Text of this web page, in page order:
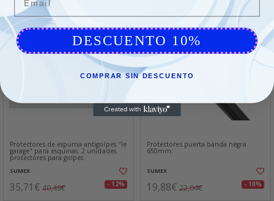
Protectores de espuma antigolpes "le
garage" para esquinas. 2 unidades.
protectores para golpes.
SUMEX
35,71€ 40,49€ - 12%
Protectores puerta banda negra
650mm.
SUMEX
19,88€ 22,04€ - 10%
DESCUENTO 10%
COMPRAR SIN DESCUENTO